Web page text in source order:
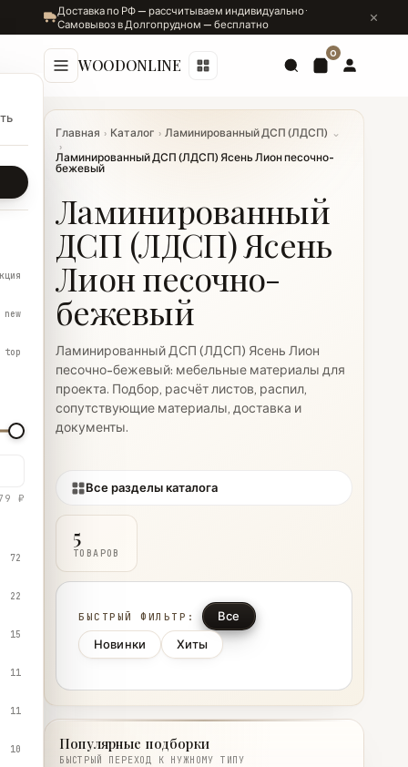
Доставка по РФ — рассчитываем индивидуально ·
Самовывоз в Долгопрудном — бесплатно
WOODONLINE
0
Главная › Каталог › Ламинированный ДСП (ЛДСП) ⌄
›
Ламинированный ДСП (ЛДСП) Ясень Лион песочно-
бежевый
Ламинированный
ДСП (ЛДСП) Ясень
Лион песочно-
бежевый
Ламинированный ДСП (ЛДСП) Ясень Лион
песочно-бежевый: мебельные материалы для
проекта. Подбор, расчёт листов, распил,
сопутствующие материалы, доставка и
документы.
Все разделы каталога
5
ТОВАРОВ
БЫСТРЫЙ ФИЛЬТР:
Все
Новинки
Хиты
new
top
₽
72
22
15
11
11
10 Популярные подборки
БЫСТРЫЙ ПЕРЕХОД К НУЖНОМУ ТИПУ